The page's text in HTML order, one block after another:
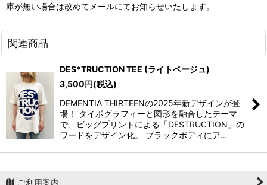
庫が無い場合は改めてメールにてお知らせいたします。
関連商品
DES*TRUCTION TEE (ライトベージュ)
3,500円(税込)
DEMENTIA THIRTEENの2025年新デザインが登
場！ タイポグラフィーと図形を融合したテーマ
で、ビッグプリントによる「DESTRUCTION」の
ワードをデザイン化。 ブラックボディにア…
ご利用案内